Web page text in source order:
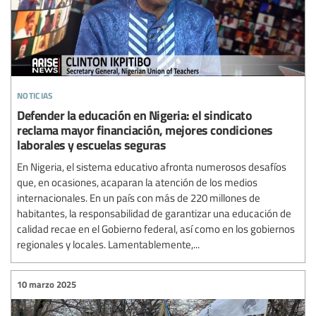
noticias
Defender la educación en Nigeria: el sindicato
reclama mayor financiación, mejores condiciones
laborales y escuelas seguras
En Nigeria, el sistema educativo afronta numerosos desafíos
que, en ocasiones, acaparan la atención de los medios
internacionales. En un país con más de 220 millones de
habitantes, la responsabilidad de garantizar una educación de
calidad recae en el Gobierno federal, así como en los gobiernos
regionales y locales. Lamentablemente,...
10 marzo 2025